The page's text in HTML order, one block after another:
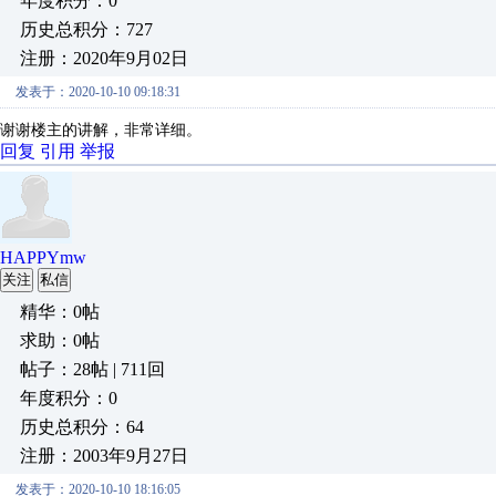
历史总积分：727
注册：2020年9月02日
发表于：2020-10-10 09:18:31
谢谢楼主的讲解，非常详细。
回复 引用 举报
HAPPYmw
关注 私信
精华：0帖
求助：0帖
帖子：28帖 | 711回
年度积分：0
历史总积分：64
注册：2003年9月27日
发表于：2020-10-10 18:16:05